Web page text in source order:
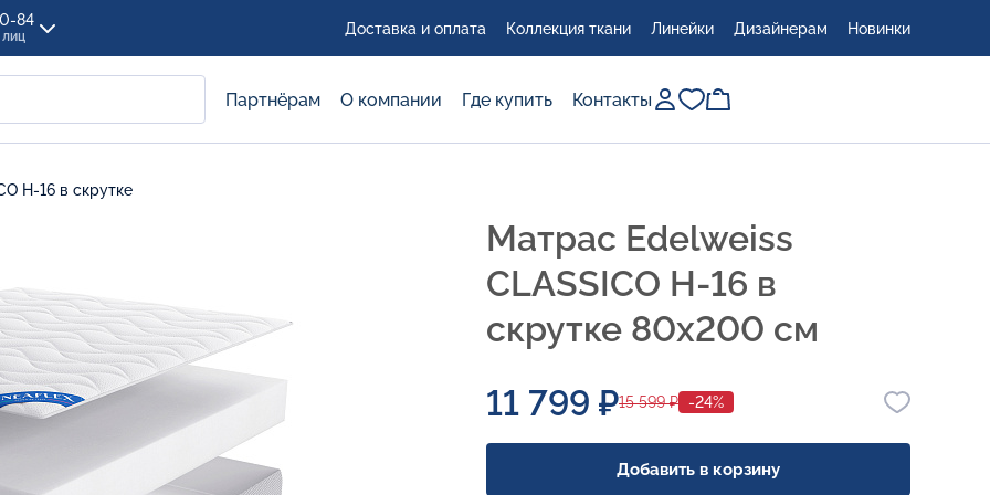
84 Доставка и оплата Коллекция ткани Линейки Дизайнерам Новинки
Партнёрам О компании Где купить Контакты
H-16 в скрутке
Матрас Edelweiss
CLASSICO H-16 в
скрутке 80x200 см
11 799 ₽15 599 ₽ -24%
Добавить в корзину